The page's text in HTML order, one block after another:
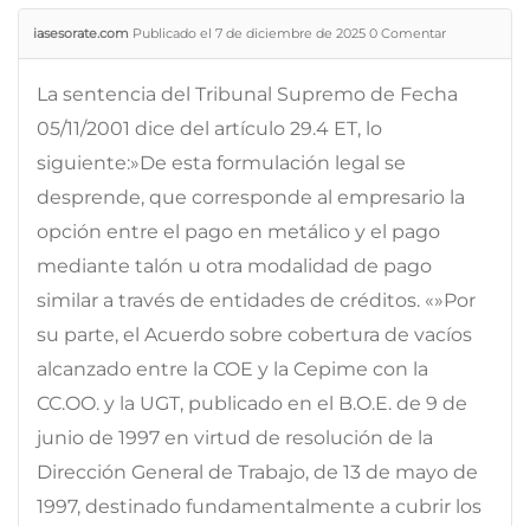
iasesorate.com Publicado el 7 de diciembre de 2025 0 Comentar
La sentencia del Tribunal Supremo de Fecha
05/11/2001 dice del artículo 29.4 ET, lo
siguiente:»De esta formulación legal se
desprende, que corresponde al empresario la
opción entre el pago en metálico y el pago
mediante talón u otra modalidad de pago
similar a través de entidades de créditos. «»Por
su parte, el Acuerdo sobre cobertura de vacíos
alcanzado entre la COE y la Cepime con la
CC.OO. y la UGT, publicado en el B.O.E. de 9 de
junio de 1997 en virtud de resolución de la
Dirección General de Trabajo, de 13 de mayo de
1997, destinado fundamentalmente a cubrir los